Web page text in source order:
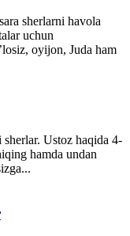
sherlarni havola
uchun
oyijon, Juda ham
Ustoz haqida 4-
hamda undan